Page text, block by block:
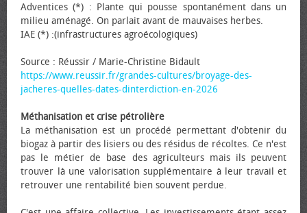
Adventices (*) : Plante qui pousse spontanément dans un
milieu aménagé. On parlait avant de mauvaises herbes.
IAE (*) :(infrastructures agroécologiques)
Source : Réussir / Marie-Christine Bidault
https://www.reussir.fr/grandes-cultures/broyage-des-
jacheres-quelles-dates-dinterdiction-en-2026
Méthanisation et crise pétrolière
La méthanisation est un procédé permettant d'obtenir du
biogaz à partir des lisiers ou des résidus de récoltes. Ce n'est
pas le métier de base des agriculteurs mais ils peuvent
trouver là une valorisation supplémentaire à leur travail et
retrouver une rentabilité bien souvent perdue.